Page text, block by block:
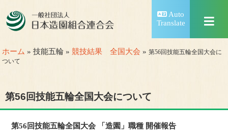
Auto
Translate
ホーム » 技能五輪 »競技結果 全国大会 »第56回技能五輪全国大会に
ついて
第56回技能五輪全国大会について
第56回技能五輪全国大会 「造園」職種 開催報告